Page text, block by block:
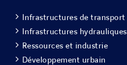
Infrastructures de transport
Infrastructures hydrauliques
Ressources et industrie
Développement urbain